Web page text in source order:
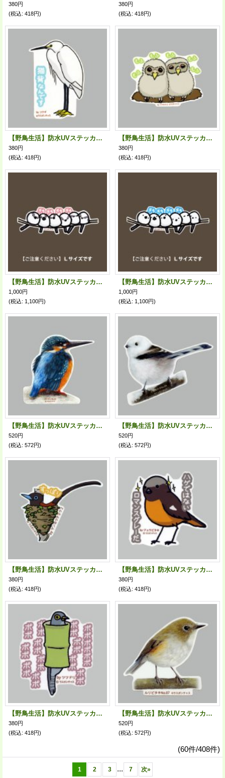
380円
(税込: 418円)
380円
(税込: 418円)
【野鳥生活】防水UVステッカー「猫背なんです」送料180円
380円
(税込: 418円)
【野鳥生活】防水UVステッカー「もふもふもふもふ」送料180円
380円
(税込: 418円)
【野鳥生活】防水UVステッカー・Ｌサイズ09「エナガ」送料180円
1,000円
(税込: 1,100円)
【野鳥生活】防水UVステッカー・Ｌサイズ08「シマエナガ」送料180円
1,000円
(税込: 1,100円)
【野鳥生活】防水UVステッカー「カワセミ02」送料180円
520円
(税込: 572円)
【野鳥生活】防水UVステッカー「シマエナガ04」送料180円
520円
(税込: 572円)
【野鳥生活】防水UVステッカー「すっぽり」送料180円
380円
(税込: 418円)
【野鳥生活】防水UVステッカー「ハゲではない ロマンスグレーだ」送料180円
380円
(税込: 418円)
【野鳥生活】防水UVステッカー「ポポポポポポポ……」送料180円
380円
(税込: 418円)
【野鳥生活】防水UVステッカー「ルリビタキ07」送料180円
520円
(税込: 572円)
(60件/408件)
1 2 3 ... 7 次»